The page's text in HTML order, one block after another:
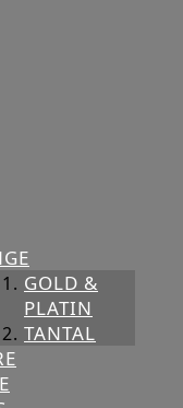
GOLD &
PLATIN
TANTAL